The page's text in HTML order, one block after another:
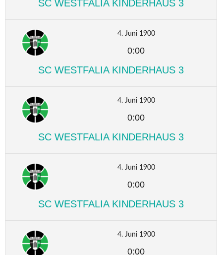
SC WESTFALIA KINDERHAUS 3
4. Juni 1900
0:00
SC WESTFALIA KINDERHAUS 3
4. Juni 1900
0:00
SC WESTFALIA KINDERHAUS 3
4. Juni 1900
0:00
SC WESTFALIA KINDERHAUS 3
4. Juni 1900
0:00